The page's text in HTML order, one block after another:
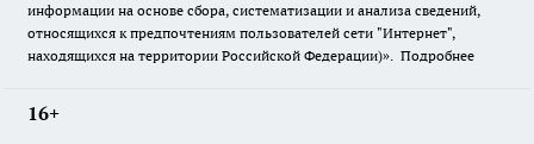
информации на основе сбора, систематизации и анализа сведений,
относящихся к предпочтениям пользователей сети "Интернет",
находящихся на территории Российской Федерации)». Подробнее
16+